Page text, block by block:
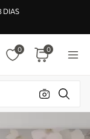
DIAS
0 0